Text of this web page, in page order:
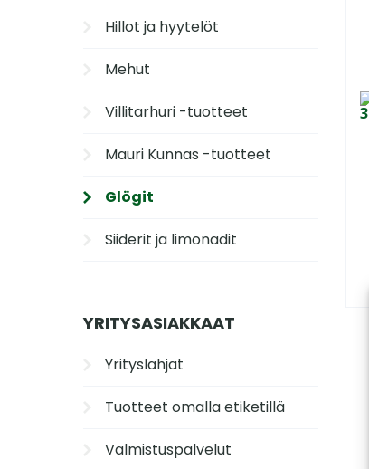
Hillot ja hyytelöt
Mehut
Villitarhuri -tuotteet
Mauri Kunnas -tuotteet
Glögit
Siiderit ja limonadit
YRITYSASIAKKAAT
Yrityslahjat
Tuotteet omalla etiketillä
Valmistuspalvelut